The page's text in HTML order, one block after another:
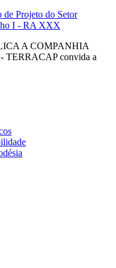
de Projeto do Setor
I - RA XXX
A COMPANHIA
convida a